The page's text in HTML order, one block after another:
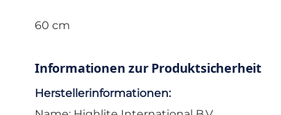
60 cm
Informationen zur Produktsicherheit
Herstellerinformationen: